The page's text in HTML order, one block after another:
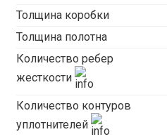
Толщина коробки
Толщина полотна
Количество ребер
жесткости
Количество контуров
уплотнителей